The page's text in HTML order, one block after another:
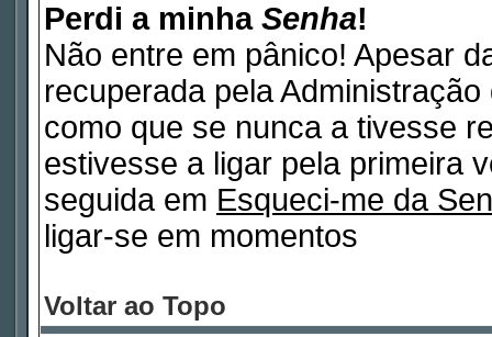
Perdi a minha Senha!
Não entre em pânico! Apesar
recuperada pela
como que se nunca a tivesse
estivesse a ligar pela primeira
seguida em Esqueci-me da
ligar-se em momentos
Voltar ao Topo